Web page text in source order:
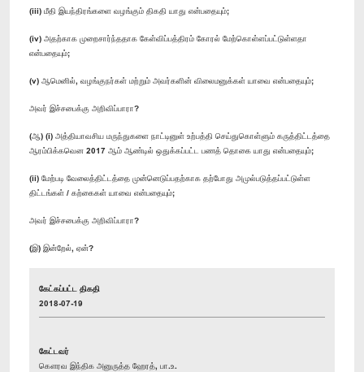
(iii) மீதி இயந்திரங்களை வழங்கும் திகதி யாது என்பதையும்;
(iv) அதற்காக முறைசார்ந்ததாக கேள்விப்பத்திரம் கோரல் மேற்கொள்ளப்பட்டுள்ளதா
என்பதையும்;
(v) ஆமெனில், வழங்குநர்கள் மற்றும் அவர்களின் விலைமனுக்கள் யாவை என்பதையும்;
அவர் இச்சபைக்கு அறிவிப்பாரா?
(ஆ) (i) அத்தியாவசிய மருந்துகளை நாட்டினுள் உற்பத்தி செய்துகொள்ளும் கருத்திட்டத்தை
ஆரம்பிக்கவென 2017 ஆம் ஆண்டில் ஒதுக்கப்பட்ட பணத் தொகை யாது என்பதையும்;
(ii) மேற்படி வேலைத்திட்டத்தை முன்னெடுப்பதற்காக தற்போது அமுல்படுத்தப்பட்டுள்ள
திட்டங்கள் / கற்கைகள் யாவை என்பதையும்;
அவர் இச்சபைக்கு அறிவிப்பாரா?
(இ) இன்றேல், ஏன்?
கேட்கப்பட்ட திகதி
2018-07-19
கேட்டவர்
கௌரவ இந்திக அனுருத்த ஹேரத், பா.உ.